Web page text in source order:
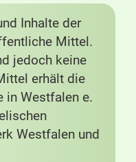
Inhalte der
Mittel.
jedoch keine
erhält die
in Westfalen e.
Westfalen und